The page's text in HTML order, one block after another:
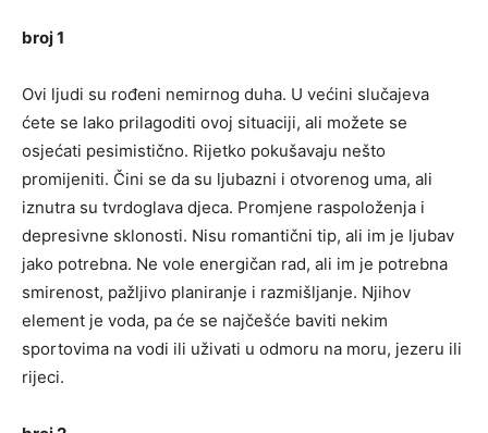
broj 1
Ovi ljudi su rođeni nemirnog duha. U većini slučajeva
ćete se lako prilagoditi ovoj situaciji, ali možete se
osjećati pesimistično. Rijetko pokušavaju nešto
promijeniti. Čini se da su ljubazni i otvorenog uma, ali
iznutra su tvrdoglava djeca. Promjene raspoloženja i
depresivne sklonosti. Nisu romantični tip, ali im je ljubav
jako potrebna. Ne vole energičan rad, ali im je potrebna
smirenost, pažljivo planiranje i razmišljanje. Njihov
element je voda, pa će se najčešće baviti nekim
sportovima na vodi ili uživati ​​u odmoru na moru, jezeru ili
rijeci.